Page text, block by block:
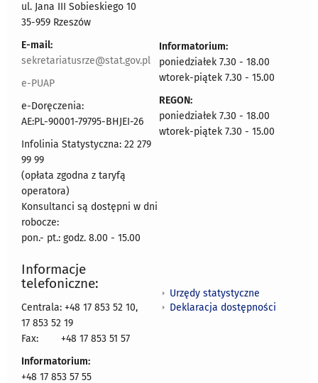
ul. Jana III Sobieskiego 10
35-959 Rzeszów
E-mail:
sekretariatusrze@stat.gov.pl
e-PUAP
e-Doręczenia:
AE:PL-90001-79795-BHJEI-26
Infolinia Statystyczna: 22 279
99 99
(opłata zgodna z taryfą
operatora)
Konsultanci są dostępni w dni
robocze:
pon.- pt.: godz. 8.00 - 15.00
Informatorium:
poniedziałek 7.30 - 18.00
wtorek-piątek 7.30 - 15.00
REGON:
poniedziałek 7.30 - 18.00
wtorek-piątek 7.30 - 15.00
Informacje
telefoniczne:
Centrala: +48 17 853 52 10,
17 853 52 19
Fax:
+48 17 853 51 57
Informatorium:
+48 17 853 57 55
Urzędy statystyczne
Deklaracja dostępności